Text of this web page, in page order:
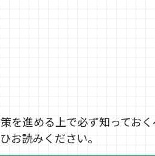
進める上で必ず知っておく
お読みください。